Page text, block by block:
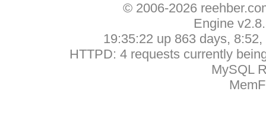
© 2006-2026
Engine
19:35:22 up 863 days,
HTTPD: 4 requests currently
MySQL